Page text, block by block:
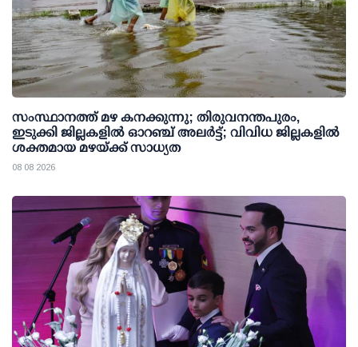
സംസ്ഥാനത്ത് മഴ കനക്കുന്നു; തിരുവനന്തപുരം,
ഇടുക്കി ജില്ലകളിൽ ഓറഞ്ച് അലർട്ട്; വിവിധ ജില്ലകളിൽ
ശക്തമായ മഴയ്ക്ക് സാധ്യത
08 08 2026